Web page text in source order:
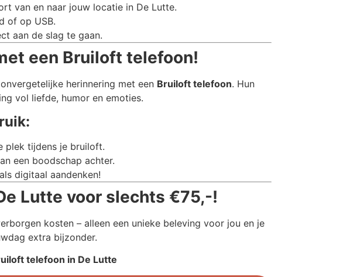
van en naar jouw locatie in De Lutte.
of op USB.
aan de slag te gaan.
een Bruiloft telefoon!
herinnering met een Bruiloft telefoon. Hun
vol liefde, humor en emoties.
plek tijdens je bruiloft.
een boodschap achter.
digitaal aandenken!
Lutte voor slechts €75,-!
kosten – alleen een unieke beleving voor jou en je
extra bijzonder.
telefoon in De Lutte